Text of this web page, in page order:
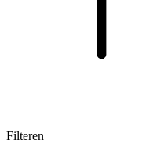
Filteren